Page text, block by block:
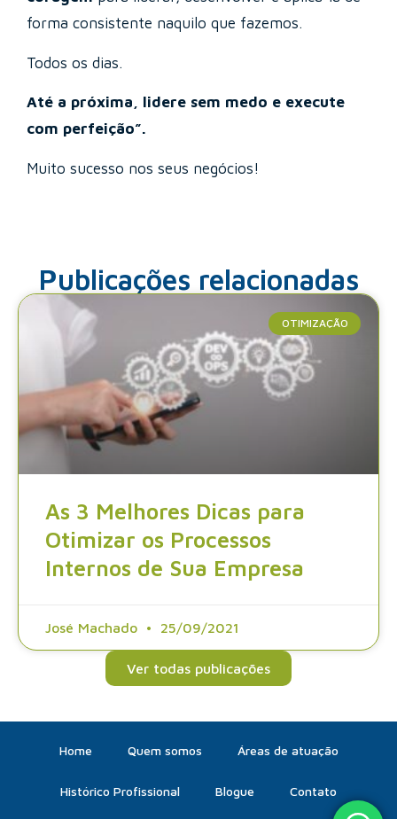
forma consistente naquilo que fazemos.
Todos os dias.
Até a próxima, lidere sem medo e execute
com perfeição”.
Muito sucesso nos seus negócios!
Publicações relacionadas
OTIMIZAÇÃO
As 3 Melhores Dicas para
Otimizar os Processos
Internos de Sua Empresa
José Machado 25/09/2021
Ver todas publicações
Home Quem somos Áreas de atuação
Histórico Profissional Blogue Contato